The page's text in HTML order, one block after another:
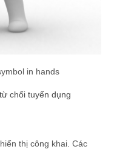
in hands
chối tuyển dụng
thị công khai. Các